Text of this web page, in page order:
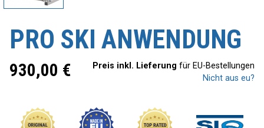
PRO SKI ANWENDUNG
930,00 € Preis inkl. Lieferung für EU-Bestellungen
Nicht aus eu?